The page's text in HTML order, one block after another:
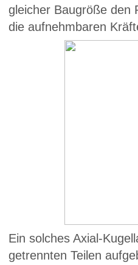
gleicher Baugröße den
die aufnehmbaren
Ein solches Axial-
getrennten Teilen